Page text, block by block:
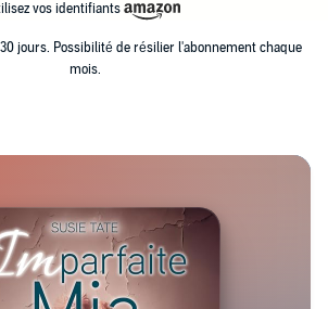
vos identifiants
jours. Possibilité de résilier l'abonnement chaque
mois.